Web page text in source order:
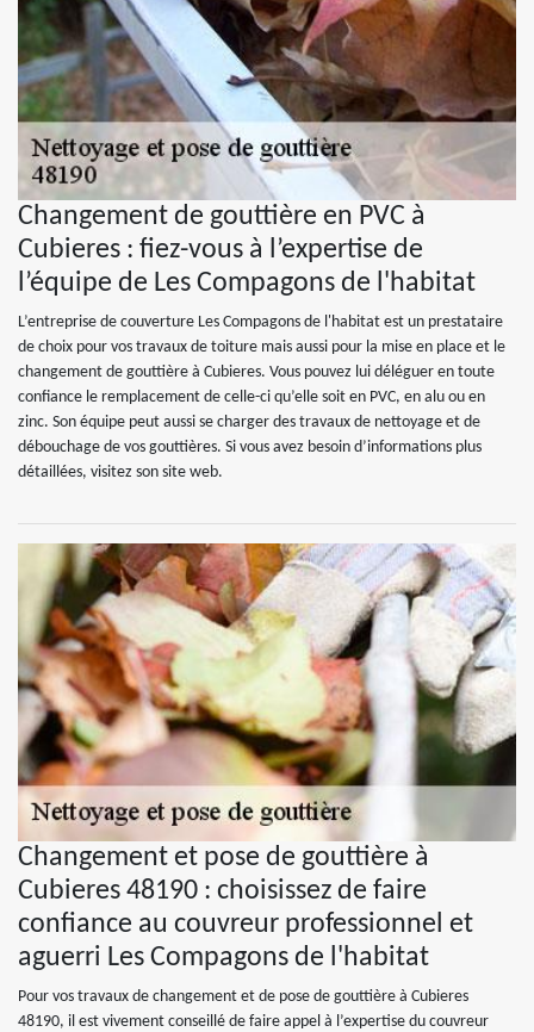
Changement de gouttière en PVC à
Cubieres : fiez-vous à l’expertise de
l’équipe de Les Compagons de l'habitat
L’entreprise de couverture Les Compagons de l'habitat est un prestataire
de choix pour vos travaux de toiture mais aussi pour la mise en place et le
changement de gouttière à Cubieres. Vous pouvez lui déléguer en toute
confiance le remplacement de celle-ci qu’elle soit en PVC, en alu ou en
zinc. Son équipe peut aussi se charger des travaux de nettoyage et de
débouchage de vos gouttières. Si vous avez besoin d’informations plus
détaillées, visitez son site web.
Changement et pose de gouttière à
Cubieres 48190 : choisissez de faire
confiance au couvreur professionnel et
aguerri Les Compagons de l'habitat
Pour vos travaux de changement et de pose de gouttière à Cubieres
48190, il est vivement conseillé de faire appel à l’expertise du couvreur